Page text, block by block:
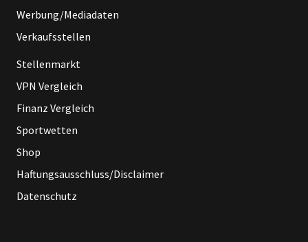
Werbung/Mediadaten
Verkaufsstellen
Stellenmarkt
VPN Vergleich
Finanz Vergleich
Sportwetten
Shop
Haftungsausschluss/Disclaimer
Datenschutz